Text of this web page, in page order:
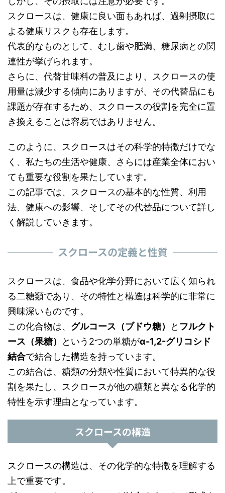
スクロースは、健康に良い面もあれば、過剰摂取に
よる健康リスクも存在します。
代表的なものとして、むし歯や肥満、糖尿病との関
連性が挙げられます。
さらに、代替甘味料の普及により、スクロースの使
用量は減少する傾向にありますが、その代替品にも
課題が存在するため、スクロースの役割を完全に置
き換えることは容易ではありません。
このように、スクロースはその科学的特徴だけでな
く、私たちの生活や健康、さらには産業全体におい
ても重要な役割を果たしています。
この記事では、スクロースの基本的な性質、利用
法、健康への影響、そしてその代替品について詳し
く解説していきます。
スクロースの定義と性質
スクロースは、食品や化学分野において広く知られ
る二糖類であり、その特性と構造は科学的に非常に
興味深いものです。
この化合物は、 グルコース（ブドウ糖） と フルクト
ース（果糖）
という2つの単糖がα-1,2-グリコシド
結合で結合した構造を持っています。
この結合は、糖類の分類や性質において特異的な役
割を果たし、スクロースが他の糖類と異なる化学的
特性を示す理由となっています。
スクロースの構造
スクロースの構造は、その化学的な特徴を理解する
上で重要です。